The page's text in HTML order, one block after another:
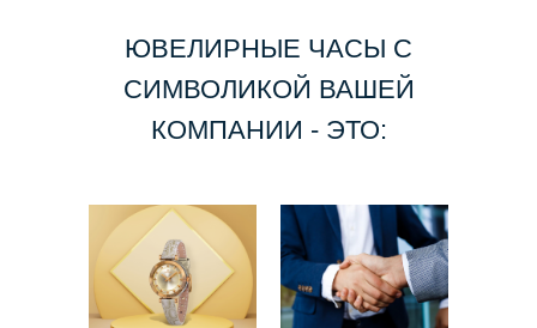
ЮВЕЛИРНЫЕ ЧАСЫ С
СИМВОЛИКОЙ ВАШЕЙ
КОМПАНИИ - ЭТО: